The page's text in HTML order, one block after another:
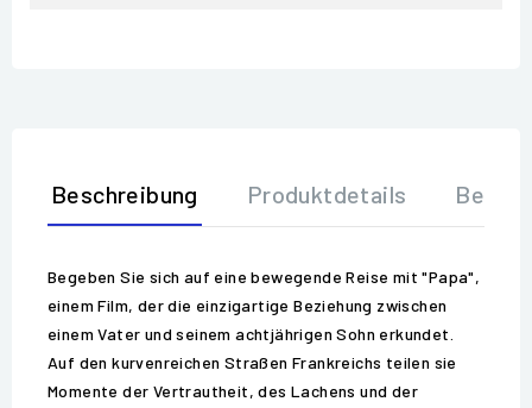
Beschreibung Produktdetails
Begeben Sie sich auf eine bewegende Reise mit "Papa",
einem Film, der die einzigartige Beziehung zwischen
einem Vater und seinem achtjährigen Sohn erkundet.
Auf den kurvenreichen Straßen Frankreichs teilen sie
Momente der Vertrautheit, des Lachens und der